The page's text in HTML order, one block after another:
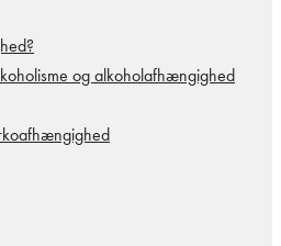
og alkoholafhængighed